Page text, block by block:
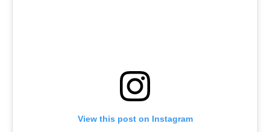
View this post on Instagram